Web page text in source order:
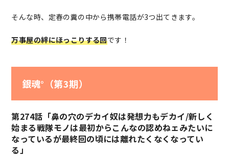
そんな時、定春の糞の中から携帯電話が3つ出てきます。
万事屋の絆にほっこりする回です！
銀魂°（第3期）
第274話「鼻の穴のデカイ奴は発想力もデカイ/新しく
始まる戦隊モノは最初からこんなの認めねェみたいに
なっているが最終回の頃には離れたくなくなってい
る」